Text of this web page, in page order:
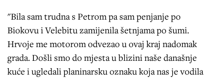
"Bila sam trudna s Petrom pa sam penjanje po
Biokovu i Velebitu zamijenila šetnjama po šumi.
Hrvoje me motorom odvezao u ovaj kraj nadomak
grada. Došli smo do mjesta u blizini naše današnje
kuće i ugledali planinarsku oznaku koja nas je vodila